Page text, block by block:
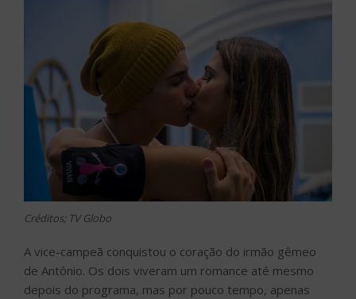
Créditos; TV Globo
A vice-campeã conquistou o coração do irmão gêmeo
de Antônio. Os dois viveram um romance até mesmo
depois do programa, mas por pouco tempo, apenas